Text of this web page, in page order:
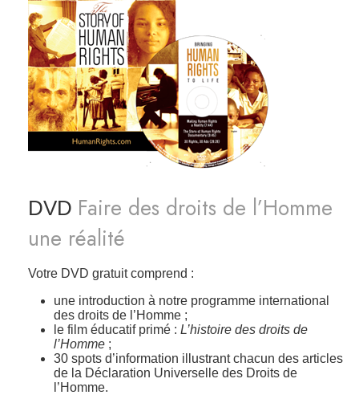
DVD Faire des droits de l’Homme
une réalité
Votre DVD gratuit comprend :
une introduction à notre programme international
des droits de l’Homme ;
le film éducatif primé : L’histoire des droits de
l’Homme;
30 spots d’information illustrant chacun des articles
de la Déclaration Universelle des Droits de
l’Homme.